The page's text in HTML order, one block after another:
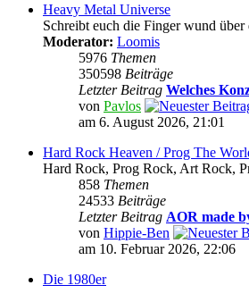
Heavy Metal Universe
Schreibt euch die Finger wund
Moderator: Loomis
5976 Themen
350598 Beiträge
Letzter Beitrag Welches
von Pavlos
am 6. August 2026, 21:01
Hard Rock Heaven / Prog The
Hard Rock, Prog Rock, Art Rock,
858 Themen
24533 Beiträge
Letzter Beitrag AOR made
von Hippie-Ben
am 10. Februar 2026, 22:06
Die 1980er